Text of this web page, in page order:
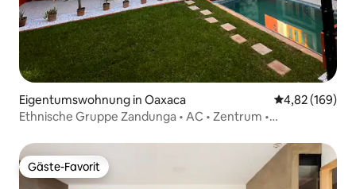
Eigentumswohnung in Oaxaca
4,82 (169)
Ethnische Gruppe Zandunga • AC • Zentrum •
Gäste-Favorit
Gäste-Favorit